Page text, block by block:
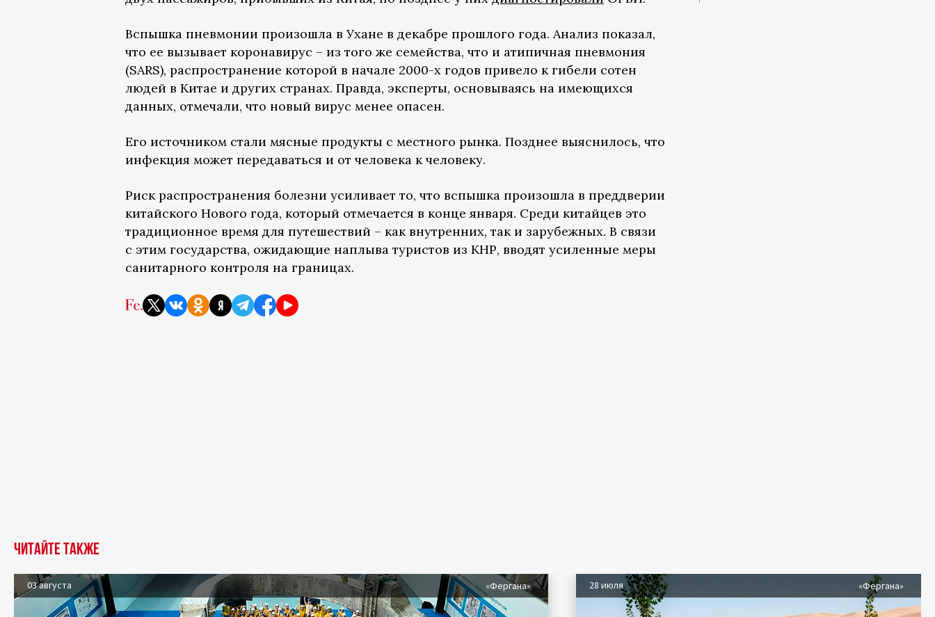
Вспышка пневмонии произошла в Ухане в декабре прошлого года. Анализ показал,
что ее вызывает коронавирус – из того же семейства, что и атипичная пневмония
(SARS), распространение которой в начале 2000-х годов привело к гибели сотен
людей в Китае и других странах. Правда, эксперты, основываясь на имеющихся
данных, отмечали, что новый вирус менее опасен.
Его источником стали мясные продукты с местного рынка. Позднее выяснилось, что
инфекция может передаваться и от человека к человеку.
Риск распространения болезни усиливает то, что вспышка произошла в преддверии
китайского Нового года, который отмечается в конце января. Среди китайцев это
традиционное время для путешествий – как внутренних, так и зарубежных. В связи
с этим государства, ожидающие наплыва туристов из КНР, вводят усиленные меры
санитарного контроля на границах.
Читайте также
03 августа «Фергана» 28 июля «Фергана»